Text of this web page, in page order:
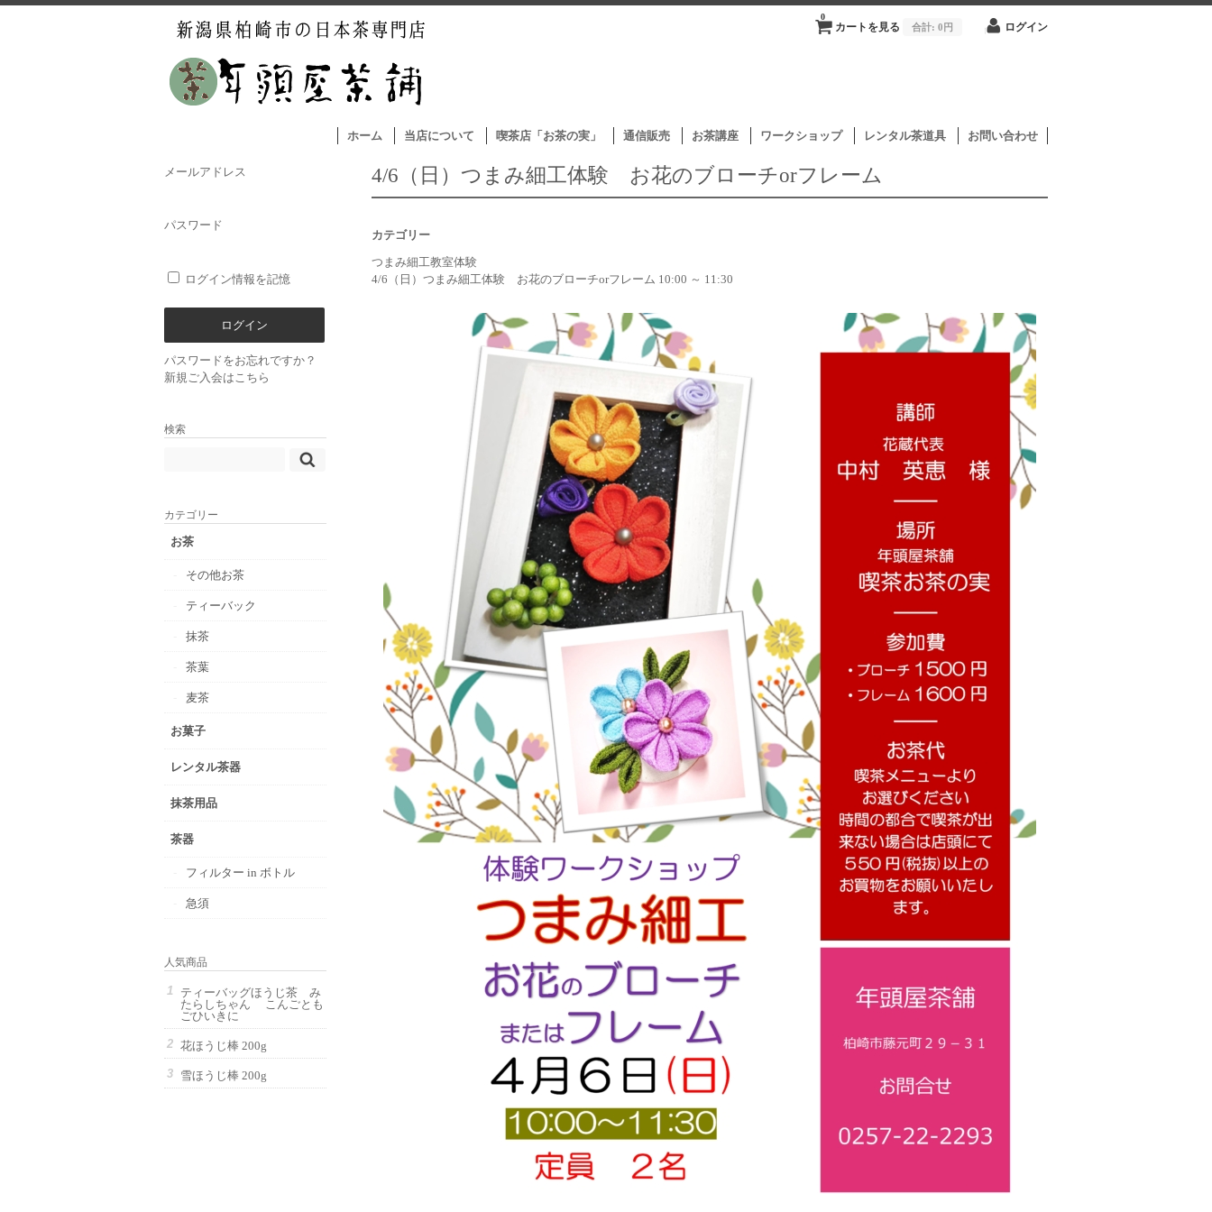
カートを見る
0
合計: 0円 ログイン
ホーム 当店について 喫茶店「お茶の実」 通信販売 お茶講座 ワークショップ レンタル茶道具 お問い合わせ
4/6（日）つまみ細工体験 お花のブローチorフレーム
カテゴリー
つまみ細工教室体験
4/6（日）つまみ細工体験 お花のブローチorフレーム 10:00 ～ 11:30
メールアドレス
パスワード
ログイン情報を記憶
パスワードをお忘れですか？
新規ご入会はこちら
検索
カテゴリー
お茶
その他お茶
ティーバック
抹茶
茶葉
麦茶
お菓子
レンタル茶器
抹茶用品
茶器
フィルター in ボトル
急須
人気商品
ティーバッグほうじ茶 み
たらしちゃん こんごとも
ごひいきに
花ほうじ棒 200g
雪ほうじ棒 200g